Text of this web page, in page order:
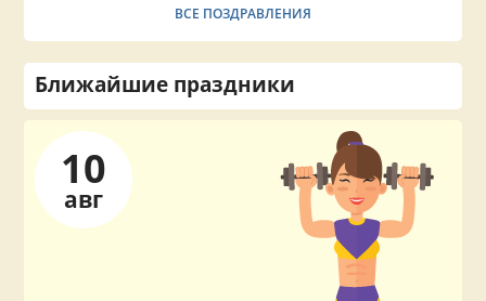
ВСЕ ПОЗДРАВЛЕНИЯ
Ближайшие праздники
10
авг